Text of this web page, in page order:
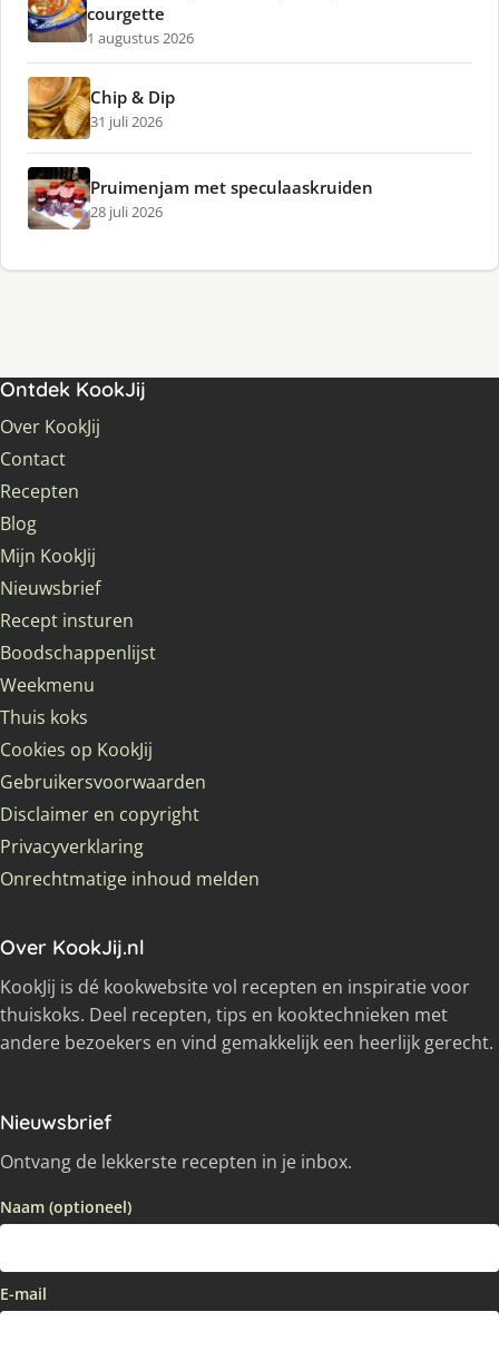
courgette
1 augustus 2026
Chip & Dip
31 juli 2026
Pruimenjam met speculaaskruiden
28 juli 2026
Ontdek KookJij
Over KookJij
Contact
Recepten
Blog
Mijn KookJij
Nieuwsbrief
Recept insturen
Boodschappenlijst
Weekmenu
Thuis koks
Cookies op KookJij
Gebruikersvoorwaarden
Disclaimer en copyright
Privacyverklaring
Onrechtmatige inhoud melden
Over KookJij.nl
KookJij is dé kookwebsite vol recepten en inspiratie voor
thuiskoks. Deel recepten, tips en kooktechnieken met
andere bezoekers en vind gemakkelijk een heerlijk gerecht.
Nieuwsbrief
Ontvang de lekkerste recepten in je inbox.
Naam (optioneel)
E-mail